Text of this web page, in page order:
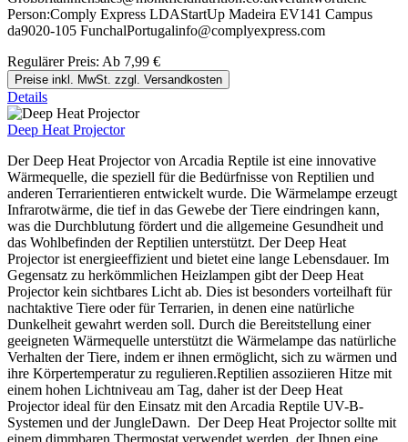
Person:Comply Express LDAStartUp Madeira EV141 Campus
da9020-105 FunchalPortugalinfo@complyexpress.com
Regulärer Preis: Ab 7,99 €
Preise inkl. MwSt. zzgl. Versandkosten
Details
Deep Heat Projector
Der Deep Heat Projector von Arcadia Reptile ist eine innovative
Wärmequelle, die speziell für die Bedürfnisse von Reptilien und
anderen Terrarientieren entwickelt wurde. Die Wärmelampe erzeugt
Infrarotwärme, die tief in das Gewebe der Tiere eindringen kann,
was die Durchblutung fördert und die allgemeine Gesundheit und
das Wohlbefinden der Reptilien unterstützt. Der Deep Heat
Projector ist energieeffizient und bietet eine lange Lebensdauer. Im
Gegensatz zu herkömmlichen Heizlampen gibt der Deep Heat
Projector kein sichtbares Licht ab. Dies ist besonders vorteilhaft für
nachtaktive Tiere oder für Terrarien, in denen eine natürliche
Dunkelheit gewahrt werden soll. Durch die Bereitstellung einer
geeigneten Wärmequelle unterstützt die Wärmelampe das natürliche
Verhalten der Tiere, indem er ihnen ermöglicht, sich zu wärmen und
ihre Körpertemperatur zu regulieren.Reptilien assoziieren Hitze mit
einem hohen Lichtniveau am Tag, daher ist der Deep Heat
Projector ideal für den Einsatz mit den Arcadia Reptile UV-B-
Systemen und der JungleDawn. Der Deep Heat Projector sollte mit